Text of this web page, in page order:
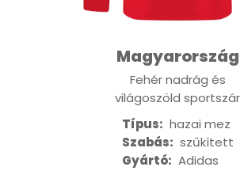
Magyarország
Fehér nadrág és
világoszöld sportszár
Típus: hazai mez
Szabás: szűkített
Gyártó: Adidas